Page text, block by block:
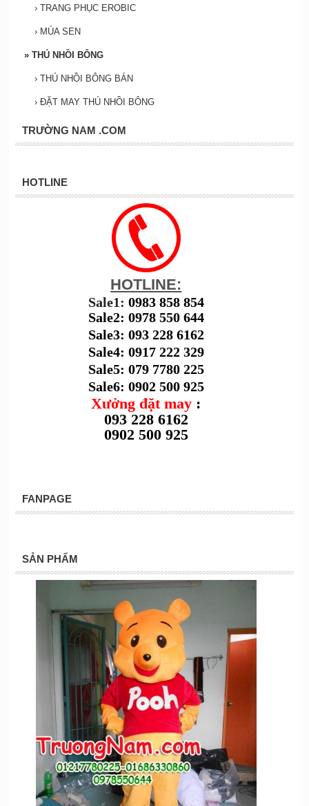
› TRANG PHỤC EROBIC
› MÚA SEN
» THÚ NHỒI BÔNG
› THÚ NHỒI BÔNG BÁN
› ĐẶT MAY THÚ NHỒI BÔNG
TRƯỜNG NAM .COM
HOTLINE
HOTLINE:
Sale1: 0983 858 854
Sale2: 0978 550 644
Sale3: 093 228 6162
Sale4: 0917 222 329
Sale5: 079 7780 225
Sale6: 0902 500 925
Xưởng đặt may :
093 228 6162
0902 500 925
FANPAGE
SẢN PHẨM